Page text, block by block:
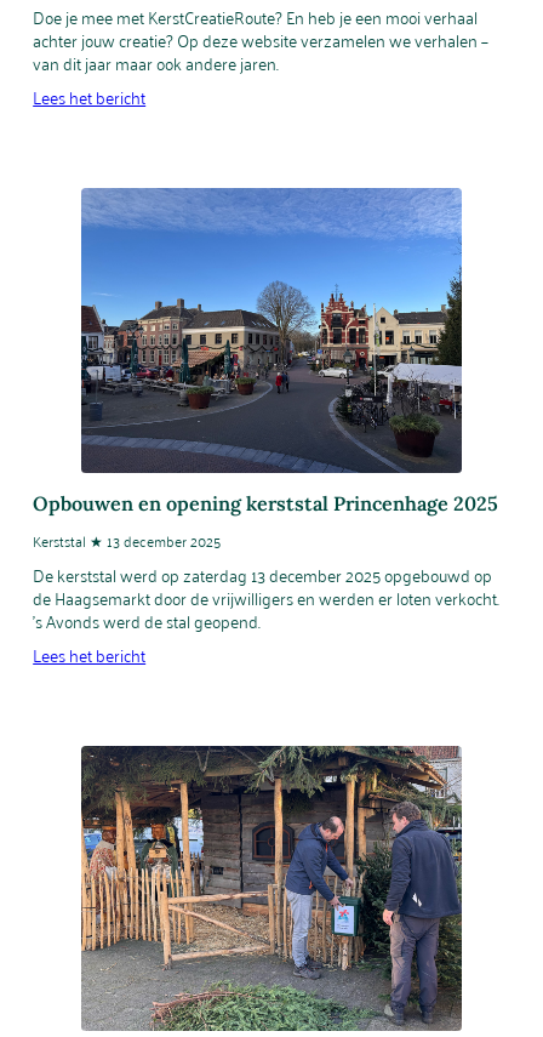
Doe je mee met KerstCreatieRoute? En heb je een mooi verhaal
achter jouw creatie? Op deze website verzamelen we verhalen –
van dit jaar maar ook andere jaren.
Lees het bericht
Opbouwen en opening kerststal Princenhage 2025
Kerststal ★ 13 december 2025
De kerststal werd op zaterdag 13 december 2025 opgebouwd op
de Haagsemarkt door de vrijwilligers en werden er loten verkocht.
’s Avonds werd de stal geopend.
Lees het bericht